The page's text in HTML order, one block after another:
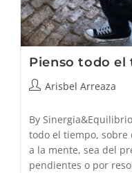
Pienso todo el
Autor
la
entrada:
Arisbel Arreaza
By
todo el tiempo,
a la mente, sea del
pendientes o por